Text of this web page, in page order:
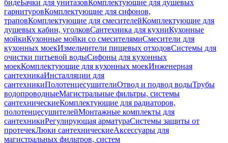
бидеБачки для унитазовКомплектующие для душевых
гарнитуровКомплектующие для сифонов,
траповКомплектующие для смесителейКомплектующие для
душевых кабин, уголковСантехника для кухниКухонные
мойкиКухонные мойки со смесителямиСмесители для
кухонных моекИзмельчители пищевых отходовСистемы для
очистки питьевой водыСифоны для кухонных
моекКомплектующие для кухонных моекИнженерная
сантехникаИнсталляции для
сантехникиПолотенцесушителиОтвод и подвод водыТрубы
водопроводныеМагистральные фильтры, системы
сантехническиеКомплектующие для радиаторов,
полотенцесушителейМонтажные комплекты для
сантехникиРегулирующая арматураСистемы защиты от
протечекЛюки сантехническиеАксессуары для
магистральных фильтров, систем